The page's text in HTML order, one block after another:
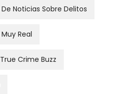
Noticias Sobre Delitos
Real
Crime Buzz